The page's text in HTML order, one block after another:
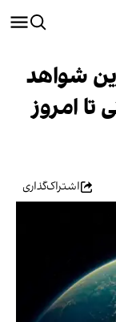
شواهد
تا امروز
اشتراک‌گذاری